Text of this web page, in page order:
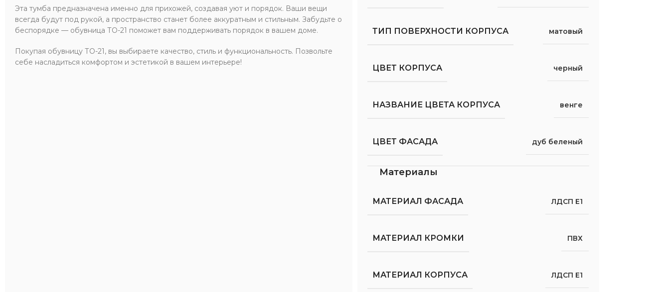
Эта тумба предназначена именно для прихожей, создавая уют и порядок. Ваши вещи
всегда будут под рукой, а пространство станет более аккуратным и стильным. Забудьте о
беспорядке — обувница ТО-21 поможет вам поддерживать порядок в вашем доме.
Покупая обувницу ТО-21, вы выбираете качество, стиль и функциональность. Позвольте
себе насладиться комфортом и эстетикой в вашем интерьере!
ТИП ПОВЕРХНОСТИ КОРПУСА матовый
ЦВЕТ КОРПУСА черный
НАЗВАНИЕ ЦВЕТА КОРПУСА венге
ЦВЕТ ФАСАДА дуб беленый
Материалы
МАТЕРИАЛ ФАСАДА ЛДСП Е1
МАТЕРИАЛ КРОМКИ ПВХ
МАТЕРИАЛ КОРПУСА ЛДСП Е1